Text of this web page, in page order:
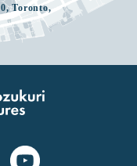
Toronto,